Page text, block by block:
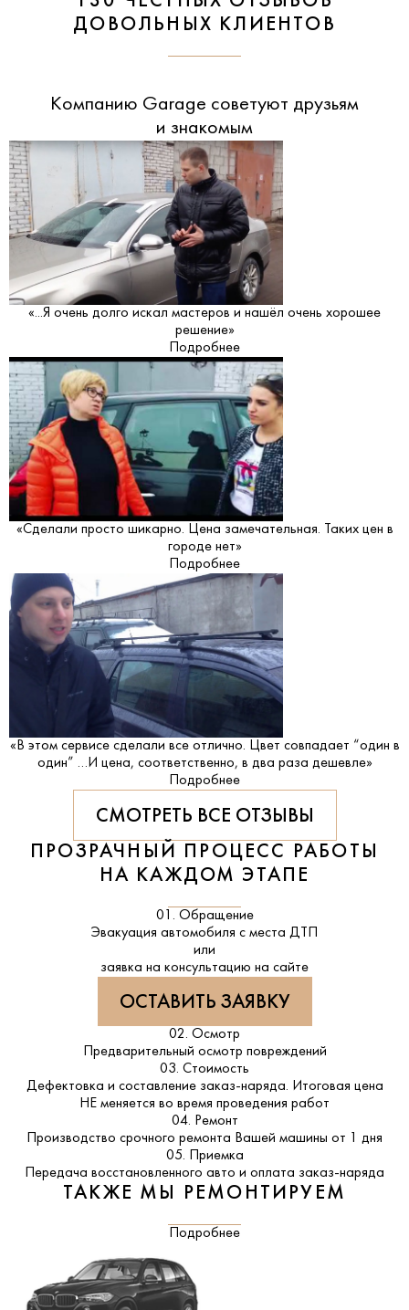
ДОВОЛЬНЫХ КЛИЕНТОВ
Компанию Garage советуют друзьям
и знакомым
«...Я очень долго искал мастеров и нашёл очень хорошее
решение»
Подробнее
«Сделали просто шикарно. Цена замечательная. Таких цен в
городе нет»
Подробнее
«В этом сервисе сделали все отлично. Цвет совпадает “один в
один” …И цена, соответственно, в два раза дешевле»
Подробнее
СМОТРЕТЬ ВСЕ ОТЗЫВЫ
ПРОЗРАЧНЫЙ ПРОЦЕСС РАБОТЫ
НА КАЖДОМ ЭТАПЕ
01. Обращение
Эвакуация автомобиля с места ДТП
или
заявка на консультацию на сайте
ОСТАВИТЬ ЗАЯВКУ
02. Осмотр
Предварительный осмотр повреждений
03. Стоимость
Дефектовка и составление заказ-наряда. Итоговая цена
НЕ меняется во время проведения работ
04. Ремонт
Производство срочного ремонта Вашей машины от 1 дня
05. Приемка
Передача восстановленного авто и оплата заказ-наряда
ТАКЖЕ МЫ РЕМОНТИРУЕМ
Подробнее